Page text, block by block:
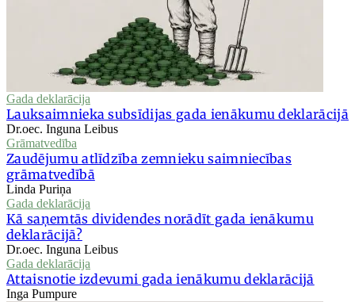
Gada deklarācija
Lauksaimnieka subsīdijas gada ienākumu deklarācijā
Dr.oec. Inguna Leibus
Grāmatvedība
Zaudējumu atlīdzība zemnieku saimniecības
grāmatvedībā
Linda Puriņa
Gada deklarācija
Kā saņemtās dividendes norādīt gada ienākumu
deklarācijā?
Dr.oec. Inguna Leibus
Gada deklarācija
Attaisnotie izdevumi gada ienākumu deklarācijā
Inga Pumpure